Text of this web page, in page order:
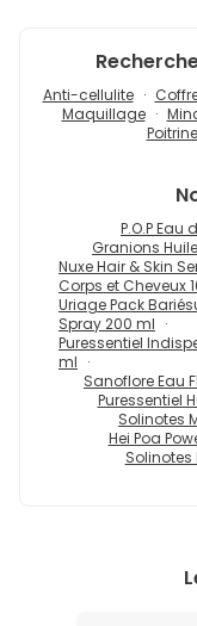
Anti-cellulite
Maquillage
Poitrine
P.O.P
Granions
Nuxe Hair & Skin
Corps et Cheveux
Uriage Pack
Spray 200 ml
Puressentiel
ml
Sanoflore Eau
Puressentiel
Solinotes
Hei Poa
Solinotes